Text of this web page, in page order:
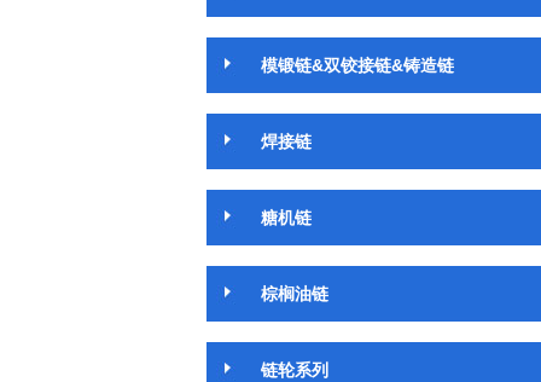
模锻链&双铰接链&铸造链
焊接链
糖机链
棕榈油链
链轮系列